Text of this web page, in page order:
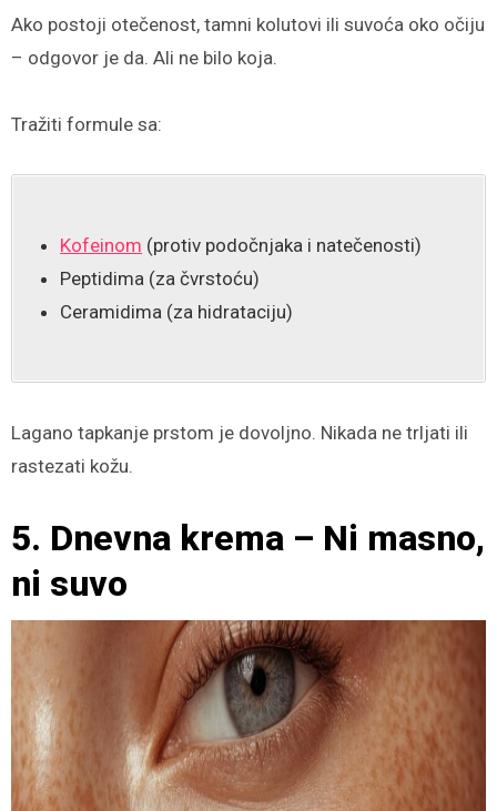
Ako postoji otečenost, tamni kolutovi ili suvoća oko očiju
– odgovor je da. Ali ne bilo koja.
Tražiti formule sa:
Kofeinom (protiv podočnjaka i natečenosti)
Peptidima (za čvrstoću)
Ceramidima (za hidrataciju)
Lagano tapkanje prstom je dovoljno. Nikada ne trljati ili
rastezati kožu.
5. Dnevna krema – Ni masno,
ni suvo